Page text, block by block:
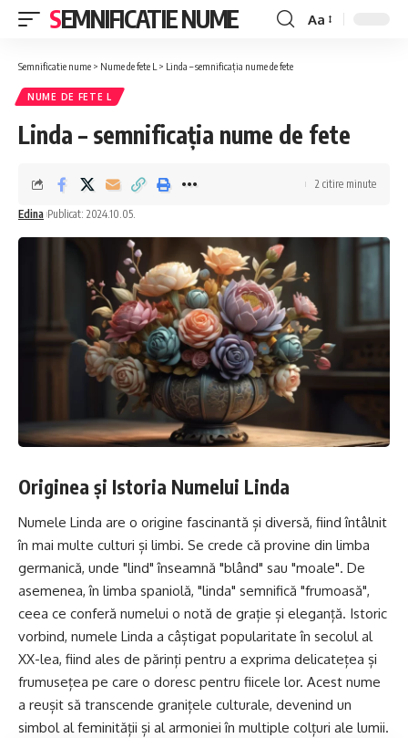
SEMNIFICATIE NUME
Font
Aa
Semnificatie nume > Nume de fete L > Linda – semnificația nume de fete
NUME DE FETE L
Linda – semnificația nume de fete
Edina Publicat: 2024.10.05.
2 citire minute
Originea și Istoria Numelui Linda
Numele Linda are o origine fascinantă și diversă, fiind întâlnit
în mai multe culturi și limbi. Se crede că provine din limba
germanică, unde "lind" înseamnă "blând" sau "moale". De
asemenea, în limba spaniolă, "linda" semnifică "frumoasă",
ceea ce conferă numelui o notă de grație și eleganță. Istoric
vorbind, numele Linda a câștigat popularitate în secolul al
XX-lea, fiind ales de părinți pentru a exprima delicatețea și
frumusețea pe care o doresc pentru fiicele lor. Acest nume
a reușit să transcende granițele culturale, devenind un
simbol al feminității și al armoniei în multiple colțuri ale lumii.